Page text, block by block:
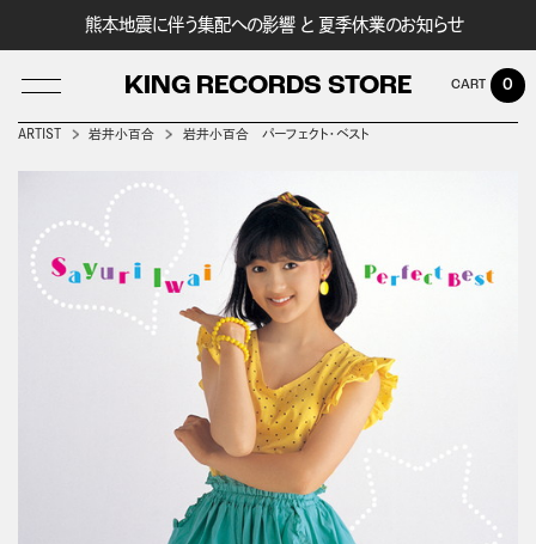
熊本地震に伴う集配への影響 と 夏季休業のお知らせ
KING RECORDS STORE
LOG IN
0
ARTIST 岩井小百合 岩井小百合 パーフェクト・ベスト